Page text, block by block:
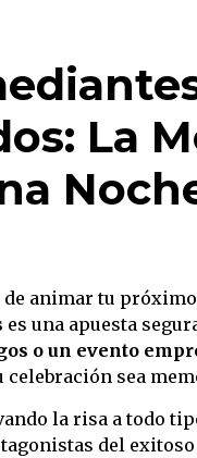
La
de animar tu
es una apuesta
o un evento
sea
la risa a todo
del